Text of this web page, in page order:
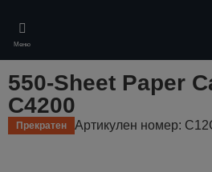
main
content
Меню
550-Sheet Paper
C4200
Прекратен Артикулен номер: